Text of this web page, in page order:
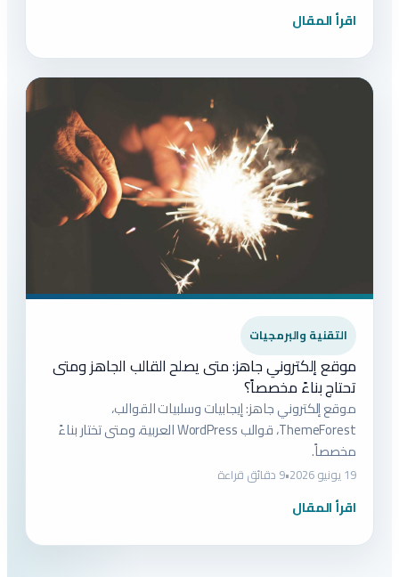
اقرأ المقال
التقنية والبرمجيات
موقع إلكتروني جاهز: متى يصلح القالب الجاهز ومتى
تحتاج بناءً مخصصاً؟
موقع إلكتروني جاهز: إيجابيات وسلبيات القوالب،
ThemeForest، قوالب WordPress العربية، ومتى تختار بناءً
مخصصاً.
19 يونيو 2026 •9 دقائق قراءة
اقرأ المقال